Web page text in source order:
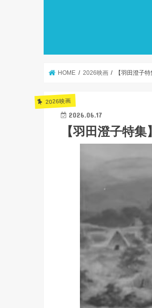
HOME 2026映画 【羽田澄子
2026映画
2026.06.17
【羽田澄子特